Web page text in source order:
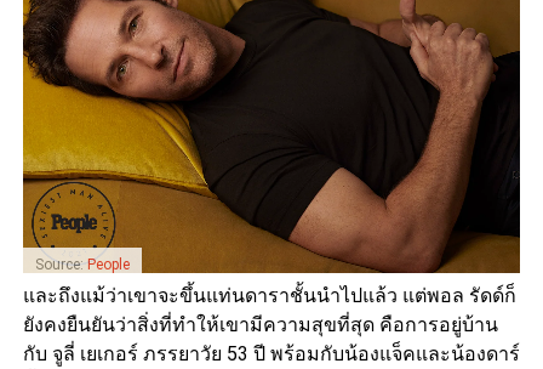
Source:People
และถึงแม้ว่าเขาจะขึ้นแท่นดาราชั้นนำไปแล้ว แต่พอล รัดด์ก็
ยังคงยืนยันว่าสิ่งที่ทำให้เขามีความสุขที่สุด คือการอยู่บ้าน
กับ จูลี่ เยเกอร์ ภรรยาวัย 53 ปี พร้อมกับน้องแจ็คและน้องดาร์